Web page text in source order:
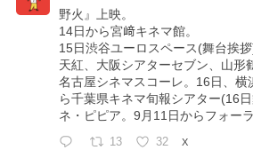
野火』上映。
14日から宮﨑キネマ館。
15日渋谷ユーロスペース(舞台挨
天紅、大阪シアターセブン、山形
名古屋シネマスコーレ。16日、
ら千葉県キネマ旬報シアター(16
ネ・ピピア。9月11日からフォーラ
13 32 X